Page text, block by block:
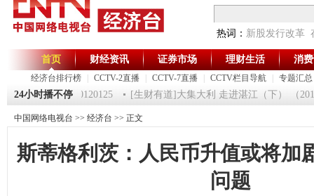
热词： 新股发行改革
首页
经济台排行榜 CCTV-2直播 CCTV-7直播 CCTV栏目导航 专题汇总
财经资讯 证券市场 理财生活 消
24小时播不停
第一时间》 20120125 [生财有道]大集大利 走进湛江（下） （
中国网络电视台 >> 经济台 >> 正文
斯蒂格利茨：人民币升值或将加
问题